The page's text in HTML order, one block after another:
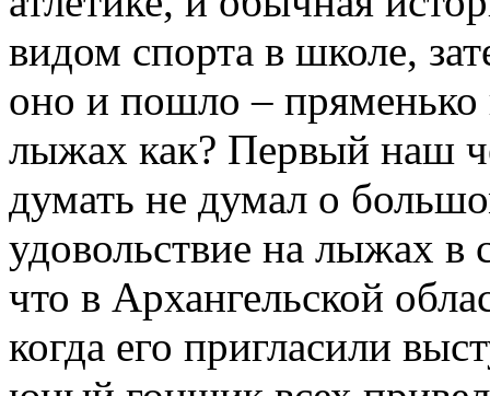
видом спорта в школе,
оно и пошло – пряменько
лыжах как? Первый наш
думать не думал о
удовольствие на лыжах в
что в Архангельской
когда его пригласили